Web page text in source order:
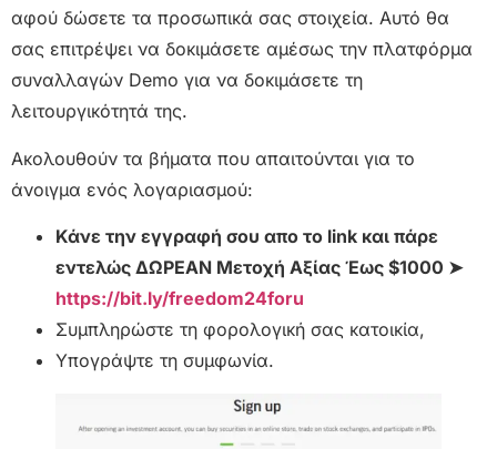
αφού δώσετε τα προσωπικά σας στοιχεία. Αυτό θα
σας επιτρέψει να δοκιμάσετε αμέσως την πλατφόρμα
συναλλαγών Demo για να δοκιμάσετε τη
λειτουργικότητά της.
Ακολουθούν τα βήματα που απαιτούνται για το
άνοιγμα ενός λογαριασμού:
Κάνε την εγγραφή σου απο το link και πάρε
εντελώς ΔΩΡΕΑΝ Μετοχή Αξίας Έως $1000 ➤
https://bit.ly/freedom24foru
Συμπληρώστε τη φορολογική σας κατοικία,
Υπογράψτε τη συμφωνία.